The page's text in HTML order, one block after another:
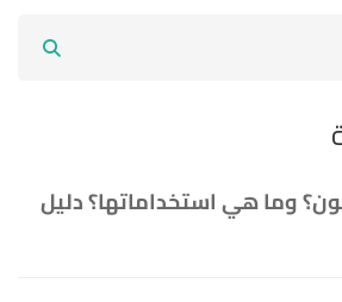
وما هي استخداماتها؟ دليل